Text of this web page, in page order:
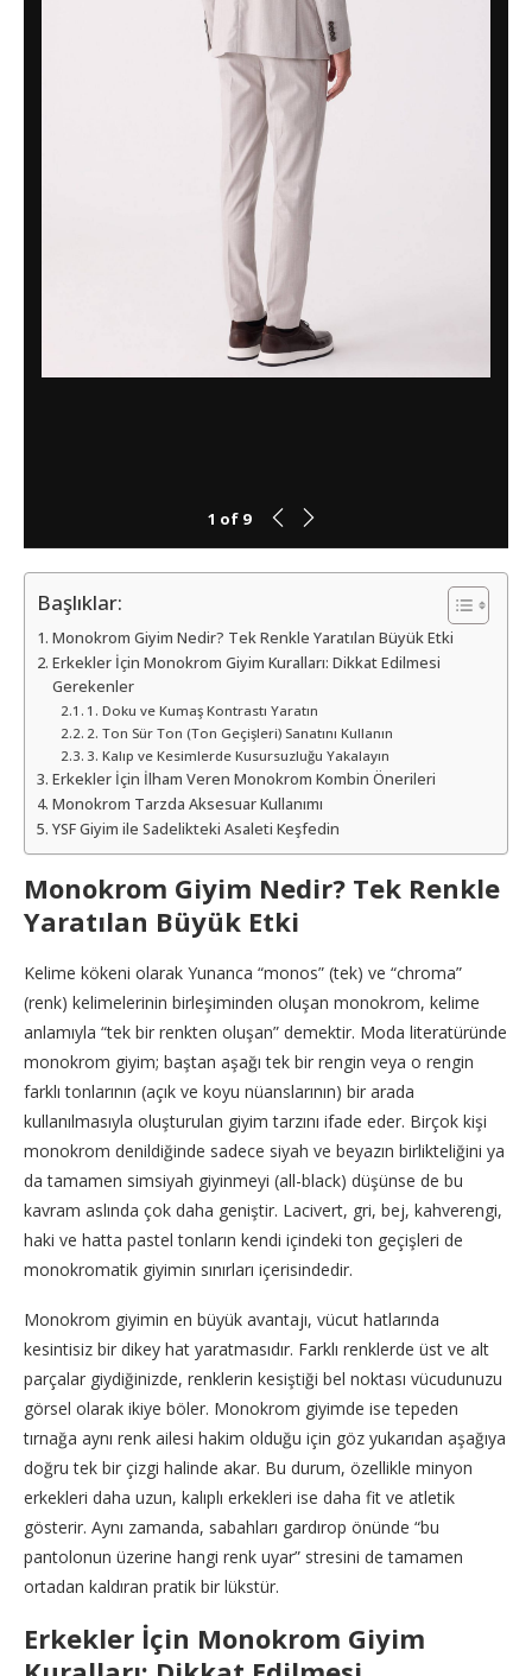
1 of 9
Başlıklar:
Monokrom Giyim Nedir? Tek Renkle Yaratılan Büyük Etki
Erkekler İçin Monokrom Giyim Kuralları: Dikkat Edilmesi
Gerekenler
1. Doku ve Kumaş Kontrastı Yaratın
2. Ton Sür Ton (Ton Geçişleri) Sanatını Kullanın
3. Kalıp ve Kesimlerde Kusursuzluğu Yakalayın
Erkekler İçin İlham Veren Monokrom Kombin Önerileri
Monokrom Tarzda Aksesuar Kullanımı
YSF Giyim ile Sadelikteki Asaleti Keşfedin
Monokrom Giyim Nedir? Tek Renkle
Yaratılan Büyük Etki
Kelime kökeni olarak Yunanca “monos” (tek) ve “chroma”
(renk) kelimelerinin birleşiminden oluşan monokrom, kelime
anlamıyla “tek bir renkten oluşan” demektir. Moda literatüründe
monokrom giyim; baştan aşağı tek bir rengin veya o rengin
farklı tonlarının (açık ve koyu nüanslarının) bir arada
kullanılmasıyla oluşturulan giyim tarzını ifade eder. Birçok kişi
monokrom denildiğinde sadece siyah ve beyazın birlikteliğini ya
da tamamen simsiyah giyinmeyi (all-black) düşünse de bu
kavram aslında çok daha geniştir. Lacivert, gri, bej, kahverengi,
haki ve hatta pastel tonların kendi içindeki ton geçişleri de
monokromatik giyimin sınırları içerisindedir.
Monokrom giyimin en büyük avantajı, vücut hatlarında
kesintisiz bir dikey hat yaratmasıdır. Farklı renklerde üst ve alt
parçalar giydiğinizde, renklerin kesiştiği bel noktası vücudunuzu
görsel olarak ikiye böler. Monokrom giyimde ise tepeden
tırnağa aynı renk ailesi hakim olduğu için göz yukarıdan aşağıya
doğru tek bir çizgi halinde akar. Bu durum, özellikle minyon
erkekleri daha uzun, kalıplı erkekleri ise daha fit ve atletik
gösterir. Aynı zamanda, sabahları gardırop önünde “bu
pantolonun üzerine hangi renk uyar” stresini de tamamen
ortadan kaldıran pratik bir lükstür.
Erkekler İçin Monokrom Giyim